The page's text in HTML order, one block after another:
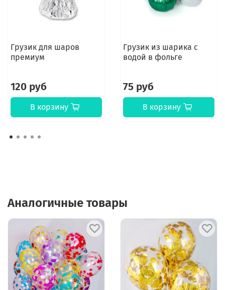
Грузик для шаров
премиум
120 руб
В корзину
Грузик из шарика с
водой в фольге
75 руб
В корзину
Аналогичные товары